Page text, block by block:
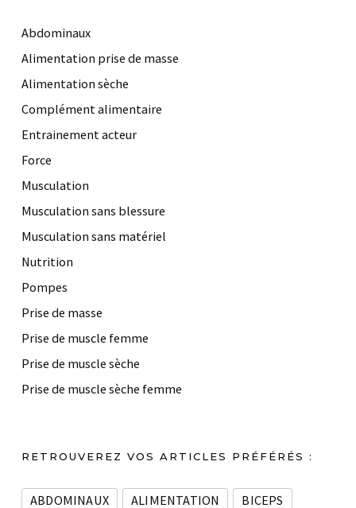
Abdominaux
Alimentation prise de masse
Alimentation sèche
Complément alimentaire
Entrainement acteur
Force
Musculation
Musculation sans blessure
Musculation sans matériel
Nutrition
Pompes
Prise de masse
Prise de muscle femme
Prise de muscle sèche
Prise de muscle sèche femme
RETROUVEREZ VOS ARTICLES PRÉFÉRÉS :
ABDOMINAUX ALIMENTATION
BICEPS